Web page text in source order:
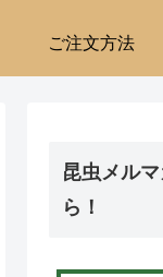
ご注文方法
昆虫メル
ら！